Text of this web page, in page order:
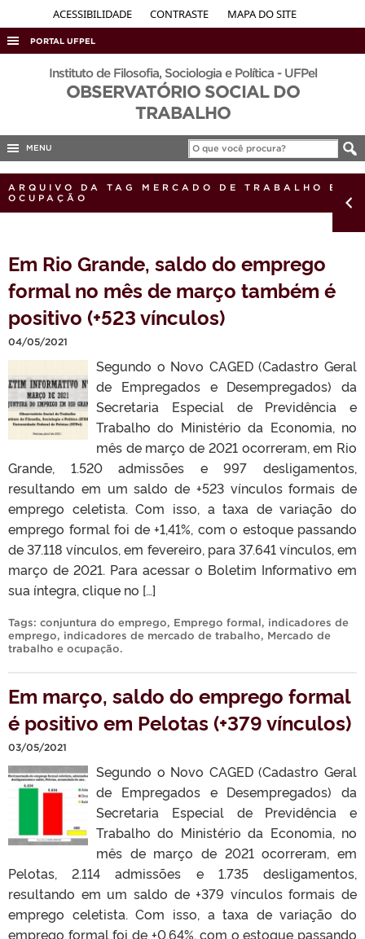
ACESSIBILIDADE CONTRASTE MAPA DO SITE
PORTAL UFPEL
ACESSO À INFORMAÇÃO
AUDITORIA
CONCURSOS
PORTARIAS
TELEFONES
Instituto de Filosofia, Sociologia e Política - UFPel
OBSERVATÓRIO SOCIAL DO
TRABALHO
MENU
ARQUIVO DA TAG MERCADO DE TRABALHO E
OCUPAÇÃO
Em Rio Grande, saldo do emprego
formal no mês de março também é
positivo (+523 vínculos)
04/05/2021
Segundo o Novo CAGED (Cadastro Geral
de Empregados e Desempregados) da
Secretaria Especial de Previdência e
Trabalho do Ministério da Economia, no
mês de março de 2021 ocorreram, em Rio
Grande, 1.520 admissões e 997 desligamentos,
resultando em um saldo de +523 vínculos formais de
emprego celetista. Com isso, a taxa de variação do
emprego formal foi de +1,41%, com o estoque passando
de 37.118 vínculos, em fevereiro, para 37.641 vínculos, em
março de 2021. Para acessar o Boletim Informativo em
sua íntegra, clique no […]
Tags: conjuntura do emprego, Emprego formal, indicadores de
emprego, indicadores de mercado de trabalho, Mercado de
trabalho e ocupação.
Em março, saldo do emprego formal
é positivo em Pelotas (+379 vínculos)
03/05/2021
Segundo o Novo CAGED (Cadastro Geral
de Empregados e Desempregados) da
Secretaria Especial de Previdência e
Trabalho do Ministério da Economia, no
mês de março de 2021 ocorreram, em
Pelotas, 2.114 admissões e 1.735 desligamentos,
resultando em um saldo de +379 vínculos formais de
emprego celetista. Com isso, a taxa de variação do
emprego formal foi de +0,64%, com o estoque passando